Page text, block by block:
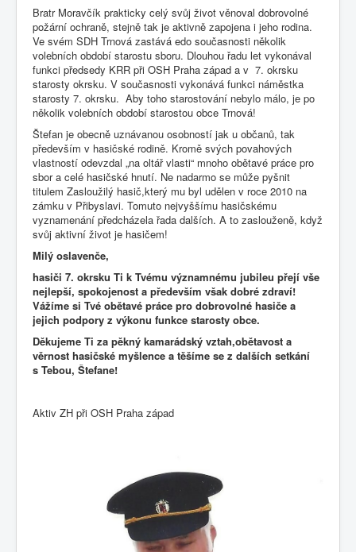
Bratr Moravčík prakticky celý svůj život věnoval dobrovolné
požární ochraně, stejně tak je aktivně zapojena i jeho rodina.
Ve svém SDH Trnová zastává edo současnosti několik
volebních období starostu sboru. Dlouhou řadu let vykonával
funkci předsedy KRR při OSH Praha západ a v 7. okrsku
starosty okrsku. V současnosti vykonává funkci náměstka
starosty 7. okrsku. Aby toho starostování nebylo málo, je po
několik volebních období starostou obce Trnová!
Štefan je obecně uznávanou osobností jak u občanů, tak
především v hasičské rodině. Kromě svých povahových
vlastností odevzdal „na oltář vlasti“ mnoho obětavé práce pro
sbor a celé hasičské hnutí. Ne nadarmo se může pyšnit
titulem Zasloužilý hasič,který mu byl udělen v roce 2010 na
zámku v Přibyslavi. Tomuto nejvyššímu hasičskému
vyznamenání předcházela řada dalších. A to zaslouženě, když
svůj aktivní život je hasičem!
Milý oslavenče,
hasiči 7. okrsku Ti k Tvému významnému jubileu přejí vše
nejlepší, spokojenost a především však dobré zdraví!
Vážíme si Tvé obětavé práce pro dobrovolné hasiče a
jejich podpory z výkonu funkce starosty obce.
Děkujeme Ti za pěkný kamarádský vztah,obětavost a
věrnost hasičské myšlence a těšíme se z dalších setkání
s Tebou, Štefane!
Aktiv ZH při OSH Praha západ